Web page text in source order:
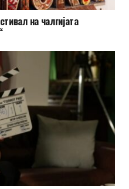
на чалгијата